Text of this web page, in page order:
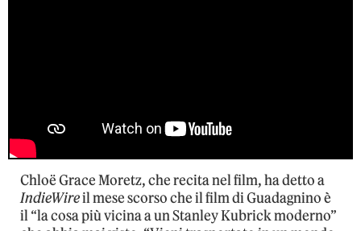
Chloë Grace Moretz, che recita nel film, ha detto a
IndieWireil mese scorso che il film di Guadagnino è
il “la cosa più vicina a un Stanley Kubrick moderno”